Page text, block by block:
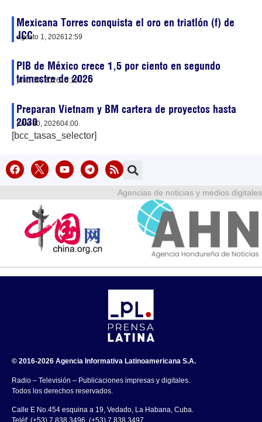
Mexicana Torres conquista el oro en triatlón (f) de
JCC
agosto 1, 202612:59
PIB de México crece 1,5 por ciento en segundo
trimestre de 2026
julio 30, 202610:18
Preparan Vietnam y BM cartera de proyectos hasta
2030
julio 30, 202604:00
[bcc_tasas_selector]
Agencias de noticias y medios digitales
© 2016-2026 Agencia Informativa Latinoamericana S.A.
Radio – Televisión – Publicaciones impresas y digitales.
Todos los derechos reservados.
Calle E No.454 esquina a 19, Vedado, La Habana, Cuba.
Teléf: (+53) 7 838 3496, (+53) 7 838 3497